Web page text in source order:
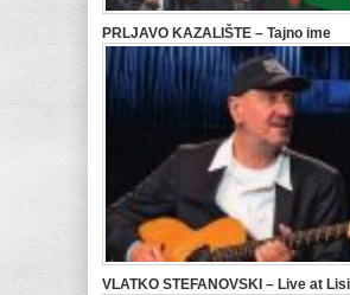
PRLJAVO KAZALIŠTE – Tajno ime
VLATKO STEFANOVSKI – Live at